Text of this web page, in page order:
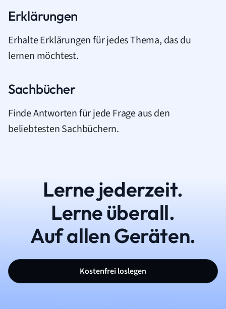
Erklärungen
Erhalte Erklärungen für jedes Thema, das du
lernen möchtest.
Sachbücher
Finde Antworten für jede Frage aus den
beliebtesten Sachbüchern.
Lerne jederzeit.
Lerne überall.
Auf allen Geräten.
Kostenfrei loslegen